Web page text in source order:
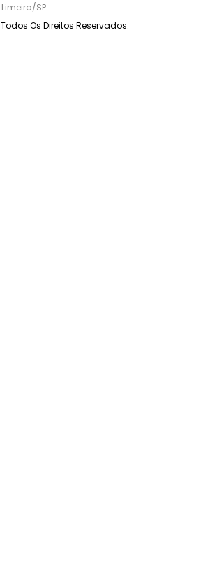
Limeira/SP
Os Direitos Reservados.